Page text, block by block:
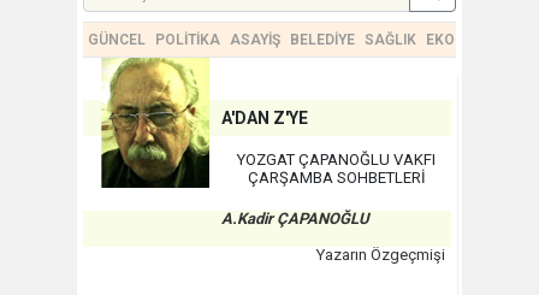
GÜNCEL POLİTİKA ASAYİŞ BELEDİYE SAĞLIK EKONOMİ
A'DAN Z'YE
YOZGAT ÇAPANOĞLU VAKFI
ÇARŞAMBA SOHBETLERİ
A.Kadir ÇAPANOĞLU
Yazarın Özgeçmişi